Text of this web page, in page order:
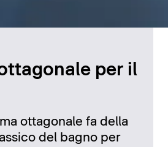
per il
ottagonale fa della
del bagno per